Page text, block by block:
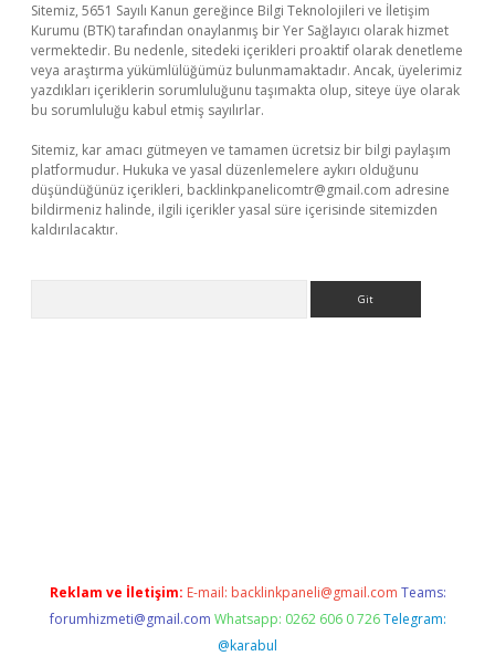
Sitemiz, 5651 Sayılı Kanun gereğince Bilgi Teknolojileri ve İletişim
Kurumu (BTK) tarafından onaylanmış bir Yer Sağlayıcı olarak hizmet
vermektedir. Bu nedenle, sitedeki içerikleri proaktif olarak denetleme
veya araştırma yükümlülüğümüz bulunmamaktadır. Ancak, üyelerimiz
yazdıkları içeriklerin sorumluluğunu taşımakta olup, siteye üye olarak
bu sorumluluğu kabul etmiş sayılırlar.
Sitemiz, kar amacı gütmeyen ve tamamen ücretsiz bir bilgi paylaşım
platformudur. Hukuka ve yasal düzenlemelere aykırı olduğunu
düşündüğünüz içerikleri, backlinkpanelicomtr@gmail.com adresine
bildirmeniz halinde, ilgili içerikler yasal süre içerisinde sitemizden
kaldırılacaktır.
Reklam ve İletişim: E-mail: backlinkpaneli@gmail.com Teams:
forumhizmeti@gmail.com Whatsapp: 0262 606 0 726 Telegram:
@karabul